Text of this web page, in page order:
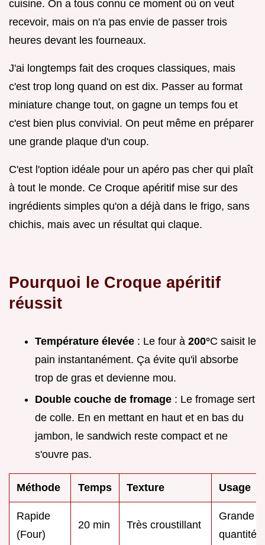
cuisine. On a tous connu ce moment où on veut
recevoir, mais on n'a pas envie de passer trois
heures devant les fourneaux.
J'ai longtemps fait des croques classiques, mais
c'est trop long quand on est dix. Passer au format
miniature change tout, on gagne un temps fou et
c'est bien plus convivial. On peut même en préparer
une grande plaque d'un coup.
C'est l'option idéale pour un apéro pas cher qui plaît
à tout le monde. Ce Croque apéritif mise sur des
ingrédients simples qu'on a déjà dans le frigo, sans
chichis, mais avec un résultat qui claque.
Pourquoi le Croque apéritif
réussit
Température élevée : Le four à 200°C saisit le
pain instantanément. Ça évite qu'il absorbe
trop de gras et devienne mou.
Double couche de fromage : Le fromage sert
de colle. En en mettant en haut et en bas du
jambon, le sandwich reste compact et ne
s'ouvre pas.
Méthode Temps Texture Usage
Rapide
(Four)
20 min Très croustillant
Grande
quantité